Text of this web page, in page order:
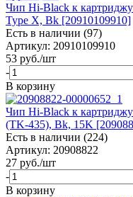
Чип Hi-Black к
Type X, Bk [20910109910]
Есть в наличии (97)
Артикул: 20910109910
53 руб./шт
-
В корзину
Чип Hi-Black к
(TK-435), Bk, 15K
Есть в наличии (224)
Артикул: 20908822
27 руб./шт
-
В корзину